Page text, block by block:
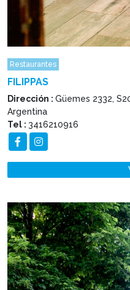
Restaurantes
FILIPPAS
Dirección : Güemes 2332,
Argentina
Tel : 3416210916